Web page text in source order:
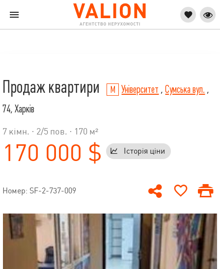
Продаж квартири Університет ,Сумська вул. ,
74, Харків
7 кімн. · 2/5 пов. · 170 м²
170 000 $ Історія ціни
Номер: SF-2-737-009